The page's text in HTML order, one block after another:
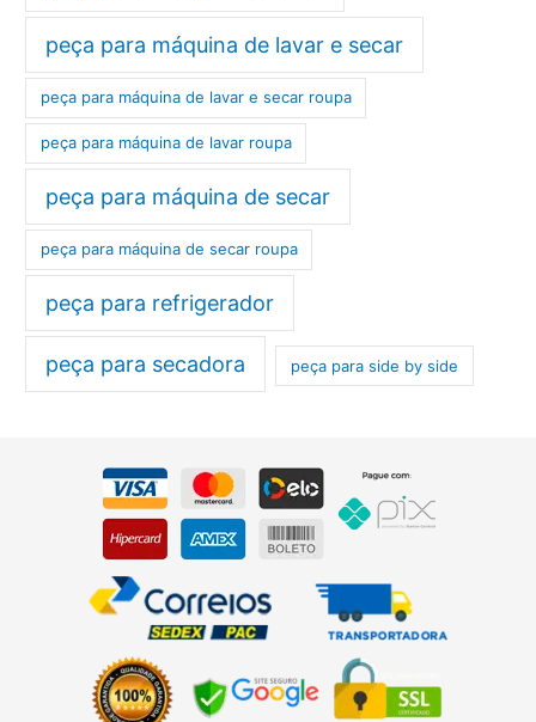
peça para máquina de lavar e secar
peça para máquina de lavar e secar roupa
peça para máquina de lavar roupa
peça para máquina de secar
peça para máquina de secar roupa
peça para refrigerador
peça para secadora peça para side by side